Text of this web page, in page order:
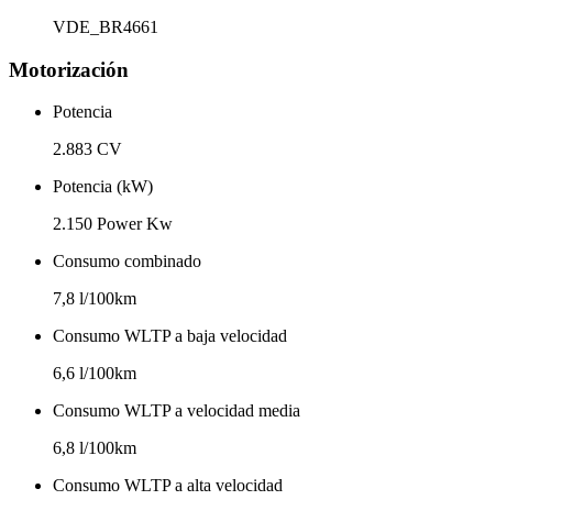
VDE_BR4661
Motorización
Potencia
2.883 CV
Potencia (kW)
2.150 Power Kw
Consumo combinado
7,8 l/100km
Consumo WLTP a baja velocidad
6,6 l/100km
Consumo WLTP a velocidad media
6,8 l/100km
Consumo WLTP a alta velocidad